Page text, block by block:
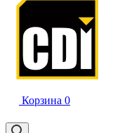
Корзина 0